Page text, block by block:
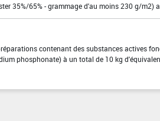
35%/65% - grammage d'au moins 230 g/m2)
contenant des substances actives
phosphonate) à un total de 10 kg